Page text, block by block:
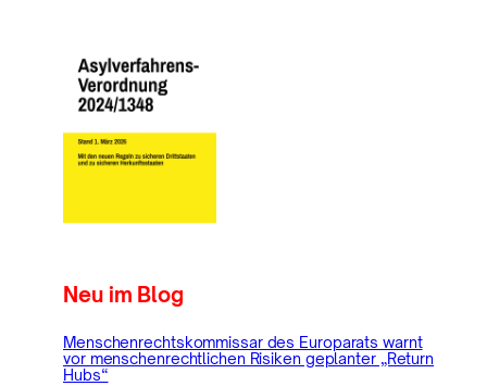
Neu im Blog
Menschenrechtskommissar des Europarats warnt
vor menschenrechtlichen Risiken geplanter „Return
Hubs“